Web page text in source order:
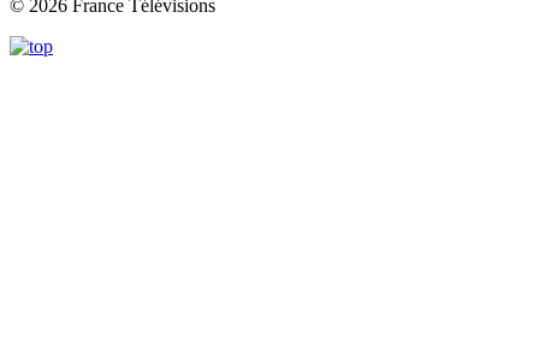
© 2026 France Télévisions